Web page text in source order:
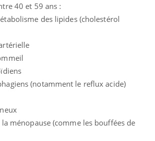
40 et 59 ans :
des lipides (cholestérol
(notamment le reflux acide)
ménopause (comme les bouffées de